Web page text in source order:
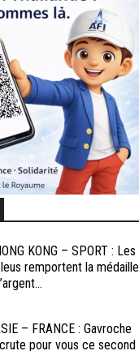
KONG – SPORT : Les
remportent la médaille
– FRANCE : Gavroche
pour vous ce second